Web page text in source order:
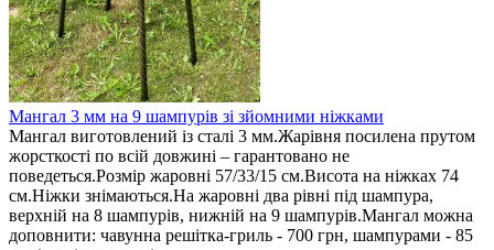
Мангал 3 мм на 9 шампурів зі зйомними ніжками
Мангал виготовлений із сталі 3 мм.Жарівня посилена прутом
жорсткості по всій довжині – гарантовано не
поведеться.Розмір жаровні 57/33/15 см.Висота на ніжках 74
см.Ніжки знімаються.На жаровні два рівні під шампура,
верхній на 8 шампурів, нижній на 9 шампурів.Мангал можна
доповнити: чавунна решітка-гриль - 700 грн, шампурами - 85